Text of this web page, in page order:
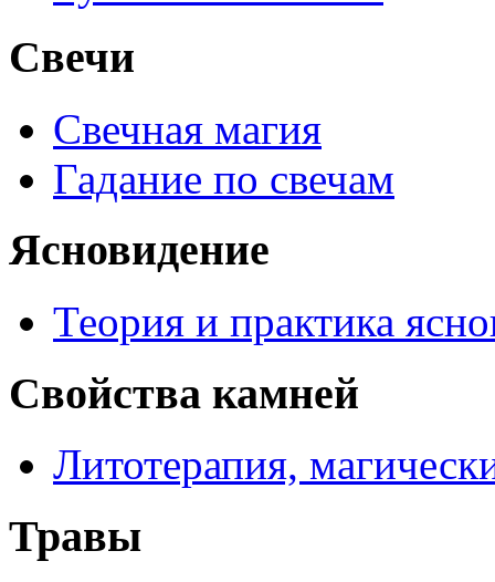
Свечи
Свечная магия
Гадание по свечам
Ясновидение
Теория и практика
Свойства камней
Литотерапия,
Травы